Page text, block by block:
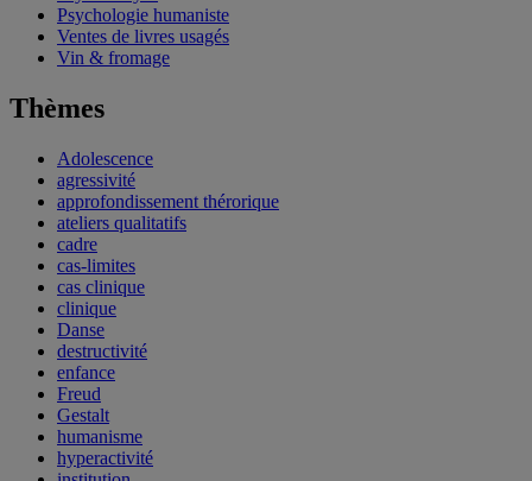
Psychologie humaniste
Ventes de livres usagés
Vin & fromage
Thèmes
Adolescence
agressivité
approfondissement thérorique
ateliers qualitatifs
cadre
cas-limites
cas clinique
clinique
Danse
destructivité
enfance
Freud
Gestalt
humanisme
hyperactivité